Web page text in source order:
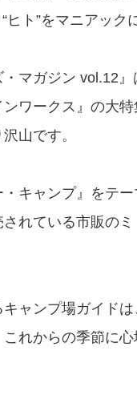
“ヒト”をマニアッ
マガジン vol.12
ワークス』の大
山です。
キャンプ』をテ
れている市販の
ャンプ場ガイド
れからの季節に